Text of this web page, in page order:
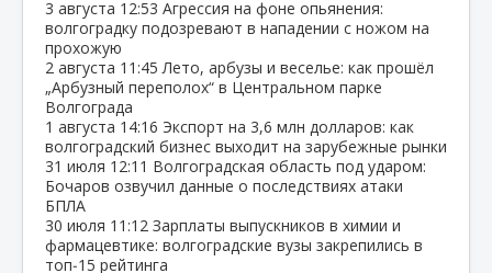
3 августа 12:53 Агрессия на фоне опьянения:
волгоградку подозревают в нападении с ножом на
прохожую
2 августа 11:45 Лето, арбузы и веселье: как прошёл
„Арбузный переполох“ в Центральном парке
Волгограда
1 августа 14:16 Экспорт на 3,6 млн долларов: как
волгоградский бизнес выходит на зарубежные рынки
31 июля 12:11 Волгоградская область под ударом:
Бочаров озвучил данные о последствиях атаки
БПЛА
30 июля 11:12 Зарплаты выпускников в химии и
фармацевтике: волгоградские вузы закрепились в
топ‑15 рейтинга